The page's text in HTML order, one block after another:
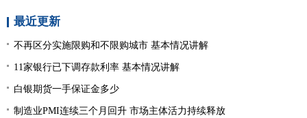
最近更新
不再区分实施限购和不限购城市 基本情况讲解
11家银行已下调存款利率 基本情况讲解
白银期货一手保证金多少
制造业PMI连续三个月回升 市场主体活力持续释放